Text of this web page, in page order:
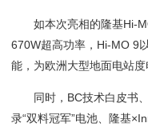
如本次亮相的隆基Hi-
670W超高功率，Hi-MO 9
能，为欧洲大型地面电站度
同时，BC技术白皮书、
录“双料冠军”电池、隆基